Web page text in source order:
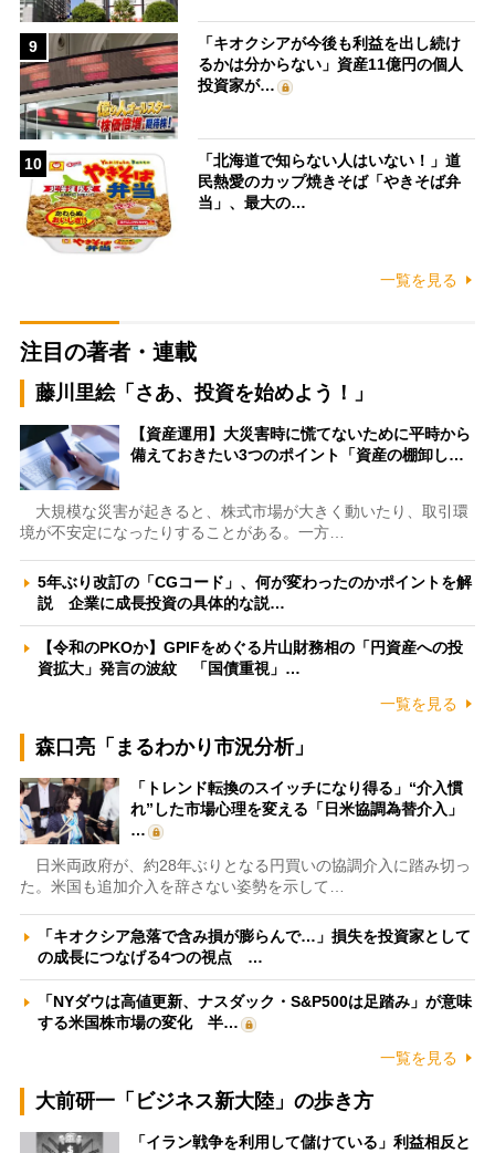
9
「キオクシアが今後も利益を出し続け
るかは分からない」資産11億円の個人
投資家が…
10
「北海道で知らない人はいない！」道
民熱愛のカップ焼きそば「やきそば弁
当」、最大の…
一覧を見る
注目の著者・連載
藤川里絵「さあ、投資を始めよう！」
【資産運用】大災害時に慌てないために平時から
備えておきたい3つのポイント「資産の棚卸し…
大規模な災害が起きると、株式市場が大きく動いたり、取引環
境が不安定になったりすることがある。一方…
5年ぶり改訂の「CGコード」、何が変わったのかポイントを解
説 企業に成長投資の具体的な説…
【令和のPKOか】GPIFをめぐる片山財務相の「円資産への投
資拡大」発言の波紋 「国債重視」…
一覧を見る
森口亮「まるわかり市況分析」
「トレンド転換のスイッチになり得る」“介入慣
れ”した市場心理を変える「日米協調為替介入」
…
日米両政府が、約28年ぶりとなる円買いの協調介入に踏み切っ
た。米国も追加介入を辞さない姿勢を示して…
「キオクシア急落で含み損が膨らんで…」損失を投資家として
の成長につなげる4つの視点 …
「NYダウは高値更新、ナスダック・S&P500は足踏み」が意味
する米国株市場の変化 半…
一覧を見る
大前研一「ビジネス新大陸」の歩き方
「イラン戦争を利用して儲けている」利益相反と